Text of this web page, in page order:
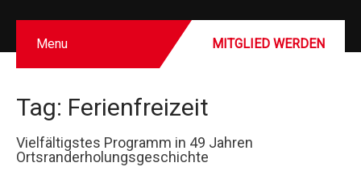
Menu MITGLIED WERDEN
Tag: Ferienfreizeit
Vielfältigstes Programm in 49 Jahren
Ortsranderholungsgeschichte